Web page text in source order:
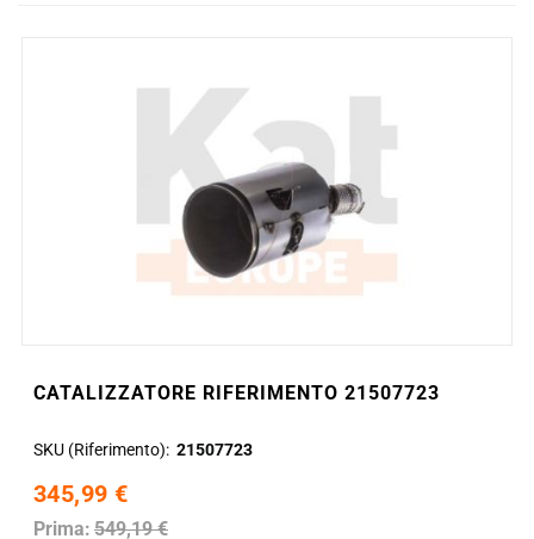
CATALIZZATORE RIFERIMENTO 21507723
SKU (Riferimento) 21507723
345,99 €
Prima: 549,19 €